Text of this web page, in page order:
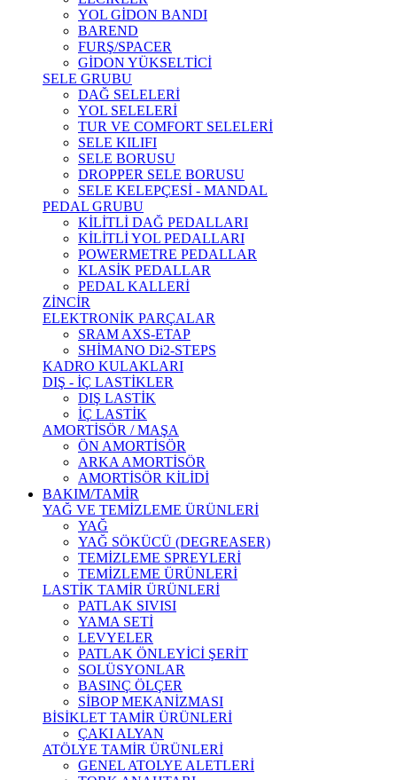
YOL GİDON BANDI
BAREND
FURŞ/SPACER
GİDON YÜKSELTİCİ
SELE GRUBU
DAĞ SELELERİ
YOL SELELERİ
TUR VE COMFORT SELELERİ
SELE KILIFI
SELE BORUSU
DROPPER SELE BORUSU
SELE KELEPÇESİ - MANDAL
PEDAL GRUBU
KİLİTLİ DAĞ PEDALLARI
KİLİTLİ YOL PEDALLARI
POWERMETRE PEDALLAR
KLASİK PEDALLAR
PEDAL KALLERİ
ZİNCİR
ELEKTRONİK PARÇALAR
SRAM AXS-ETAP
SHİMANO Di2-STEPS
KADRO KULAKLARI
DIŞ - İÇ LASTİKLER
DIŞ LASTİK
İÇ LASTİK
AMORTİSÖR / MAŞA
ÖN AMORTİSÖR
ARKA AMORTİSÖR
AMORTİSÖR KİLİDİ
BAKIM/TAMİR
YAĞ VE TEMİZLEME ÜRÜNLERİ
YAĞ
YAĞ SÖKÜCÜ (DEGREASER)
TEMİZLEME SPREYLERİ
TEMİZLEME ÜRÜNLERİ
LASTİK TAMİR ÜRÜNLERİ
PATLAK SIVISI
YAMA SETİ
LEVYELER
PATLAK ÖNLEYİCİ ŞERİT
SOLÜSYONLAR
BASINÇ ÖLÇER
SİBOP MEKANİZMASI
BİSİKLET TAMİR ÜRÜNLERİ
ÇAKI ALYAN
ATÖLYE TAMİR ÜRÜNLERİ
GENEL ATOLYE ALETLERİ